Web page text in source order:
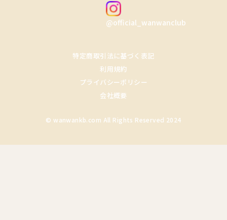
@official_wanwanclub
特定商取引法に基づく表記
利用規約
プライバシーポリシー
会社概要
© wanwankb.com All Rights Reserved 2024